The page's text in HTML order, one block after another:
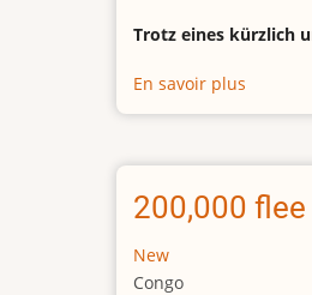
after
Trotz eines kürzlich
En savoir plus
soll
in
die
200,000
New
Congo